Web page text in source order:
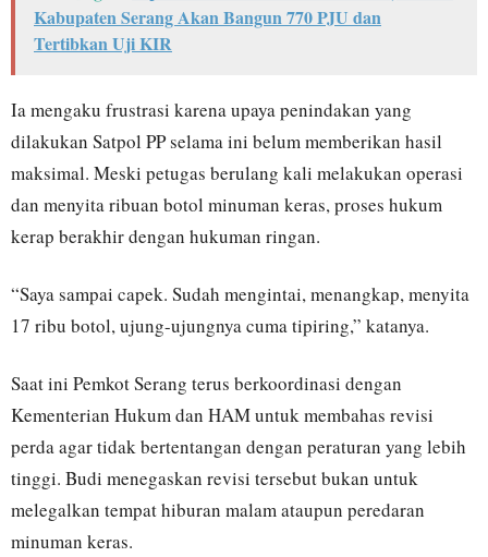
Kabupaten Serang Akan Bangun 770 PJU dan
Tertibkan Uji KIR
Ia mengaku frustrasi karena upaya penindakan yang
dilakukan Satpol PP selama ini belum memberikan hasil
maksimal. Meski petugas berulang kali melakukan operasi
dan menyita ribuan botol minuman keras, proses hukum
kerap berakhir dengan hukuman ringan.
“Saya sampai capek. Sudah mengintai, menangkap, menyita
17 ribu botol, ujung-ujungnya cuma tipiring,” katanya.
Saat ini Pemkot Serang terus berkoordinasi dengan
Kementerian Hukum dan HAM untuk membahas revisi
perda agar tidak bertentangan dengan peraturan yang lebih
tinggi. Budi menegaskan revisi tersebut bukan untuk
melegalkan tempat hiburan malam ataupun peredaran
minuman keras.